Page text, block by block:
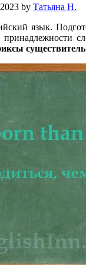
by Татьяна Н.
язык.